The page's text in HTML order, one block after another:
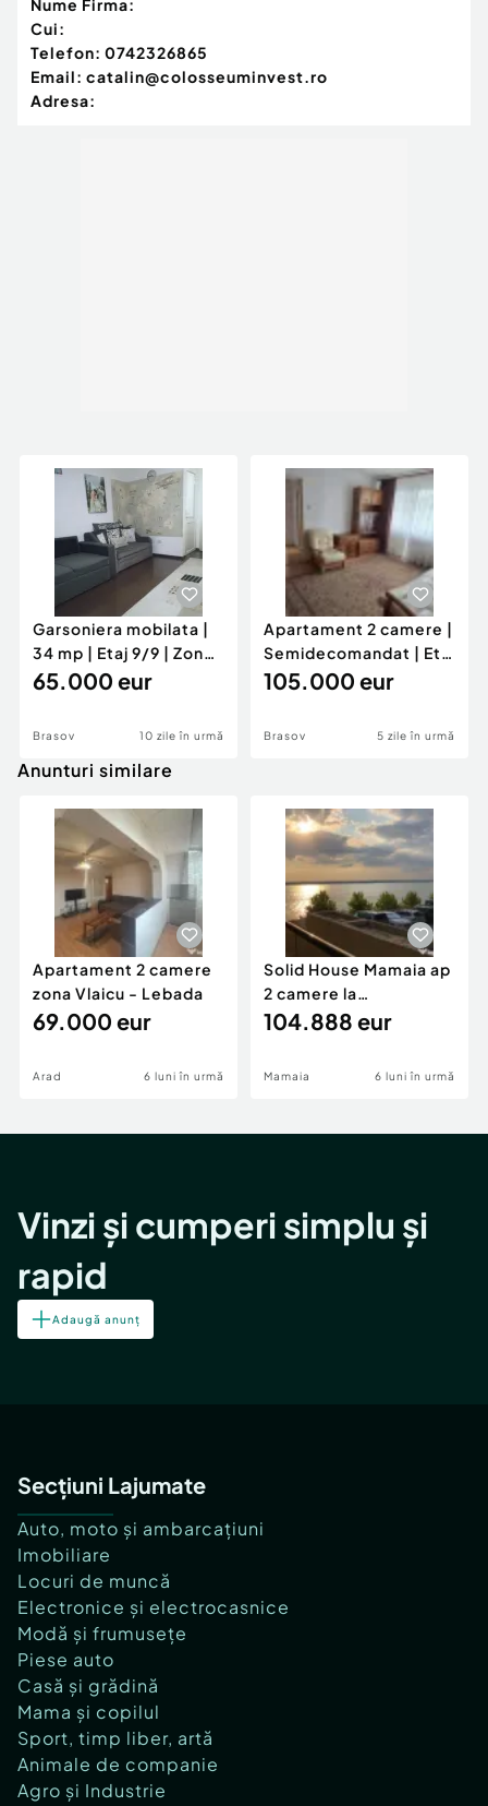
Nume Firma:
Cui:
Telefon: 0742326865
Email: catalin@colosseuminvest.ro
Adresa:
Garsoniera mobilata |
34 mp | Etaj 9/9 | Zona
Astra
65.000 eur
Brasov 10 zile în urmă
Apartament 2 camere |
Semidecomandat | Etaj
1/4 | Centrul Civic
105.000 eur
Brasov 5 zile în urmă
Anunturi similare
Apartament 2 camere
zona Vlaicu - Lebada
69.000 eur
Arad 6 luni în urmă
Solid House Mamaia ap
2 camere la
cheie,langa Mega
104.888 eur
Mamaia 6 luni în urmă
Vinzi și cumperi simplu și
rapid
Adaugă anunț
Secțiuni Lajumate
Auto, moto și ambarcațiuni
Imobiliare
Locuri de muncă
Electronice și electrocasnice
Modă și frumusețe
Piese auto
Casă și grădină
Mama și copilul
Sport, timp liber, artă
Animale de companie
Agro și Industrie